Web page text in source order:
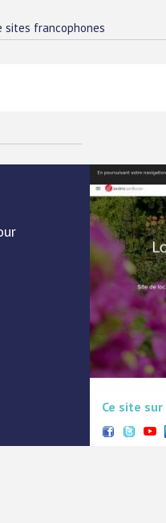
sites francophones
Ce site